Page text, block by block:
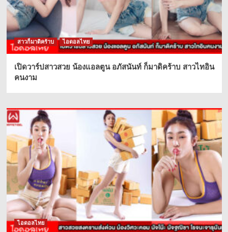
สาวก็มาดิคร้าบ ไอดอลไทย
เปิดวาร์ปสาวสวย น้องแอลตูน อภัสนันท์ ก็มาดิคร้าบ สาวไทอิน
คนงาม
ไอดอลไทย